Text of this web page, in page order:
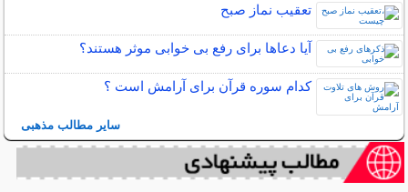
تعقیب نماز صبح
آیا دعاها برای رفع بی خوابی موثر هستند؟
کدام سوره قرآن برای آرامش است ؟
سایر مطالب مذهبی